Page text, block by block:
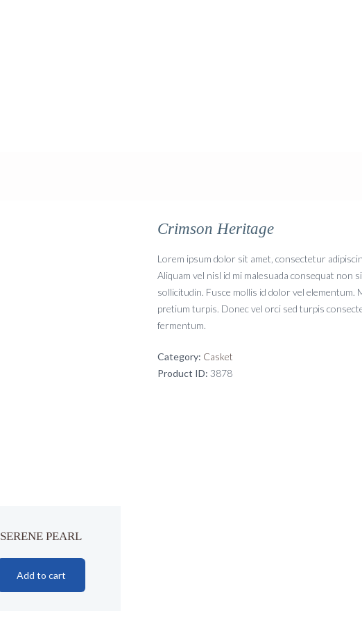
Crimson Heritage
Lorem ipsum dolor sit amet, consectetur
Aliquam vel nisl id mi malesuada consequat non
sollicitudin. Fusce mollis id dolor vel elementum.
pretium turpis. Donec vel orci sed turpis
fermentum.
Category: Casket
Product ID:3878
SERENE PEARL
Add to cart